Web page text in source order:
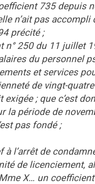
735 depuis
n’ait pas
précité ;
n° 250 du 11 juillet
du personnel
et services
de vingt-
exigée ; que c’est
la période de
pas fondé ;
l’arrêt de
de licenciement,
X… un